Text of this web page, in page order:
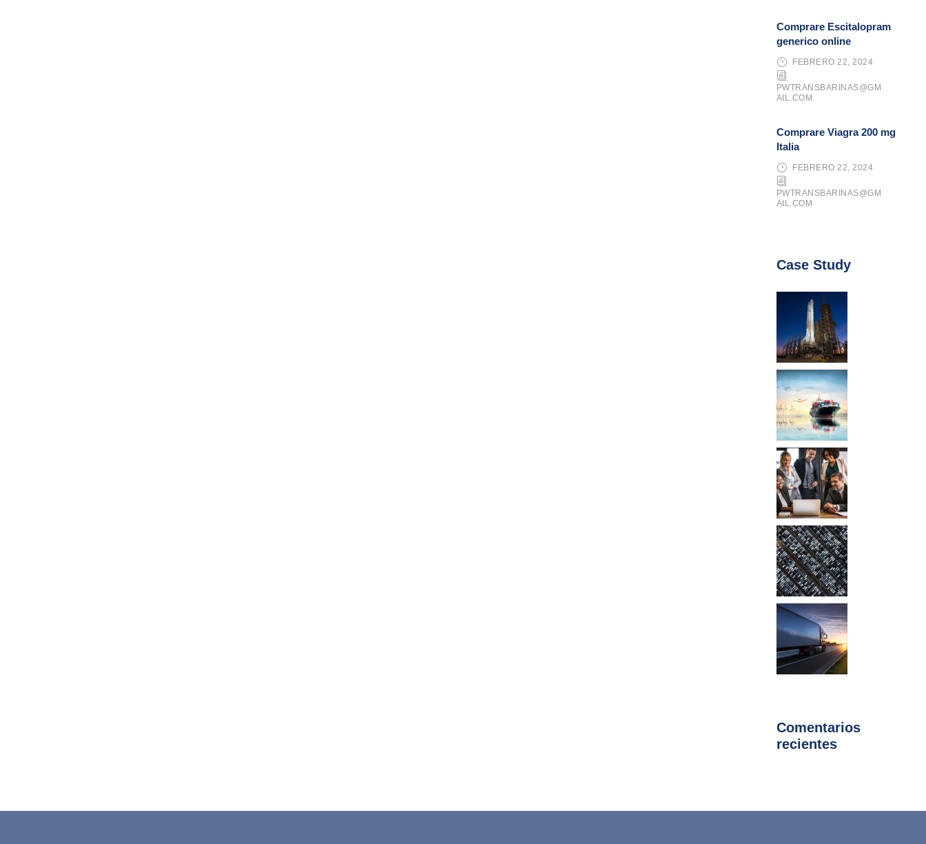
Comprare Escitalopram
generico online
FEBRERO 22, 2024
PWTRANSBARINAS@GM
AIL.COM
Comprare Viagra 200 mg
Italia
FEBRERO 22, 2024
PWTRANSBARINAS@GM
AIL.COM
Case Study
Comentarios
recientes